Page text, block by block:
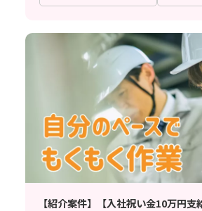
【紹介案件】【入社祝い金10万円